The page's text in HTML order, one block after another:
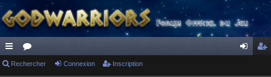
ac or
Rechercher Connexion Inscription